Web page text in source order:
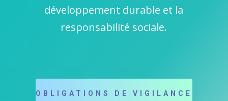
développement durable et la
responsabilité sociale.
OBLIGATIONS DE VIGILANCE